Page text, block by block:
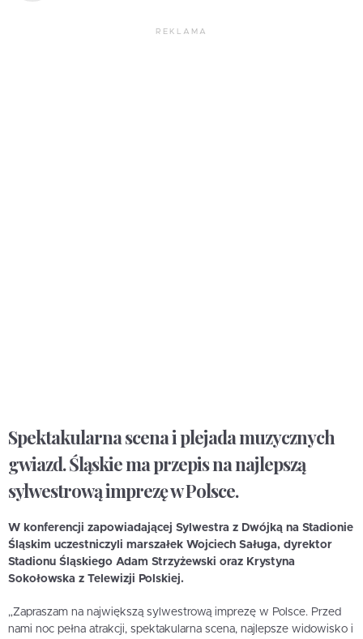
REKLAMA
Spektakularna scena i plejada muzycznych
gwiazd. Śląskie ma przepis na najlepszą
sylwestrową imprezę w Polsce.
W konferencji zapowiadającej Sylwestra z Dwójką na Stadionie
Śląskim uczestniczyli marszałek Wojciech Saługa, dyrektor
Stadionu Śląskiego Adam Strzyżewski oraz Krystyna
Sokołowska z Telewizji Polskiej.
„Zapraszam na największą sylwestrową imprezę w Polsce. Przed
nami noc pełna atrakcji, spektakularna scena, najlepsze widowisko i